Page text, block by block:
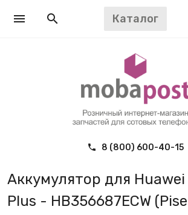
Каталог
8 (800) 600-40-15
Аккумулятор для Huawei
Plus - HB356687ECW